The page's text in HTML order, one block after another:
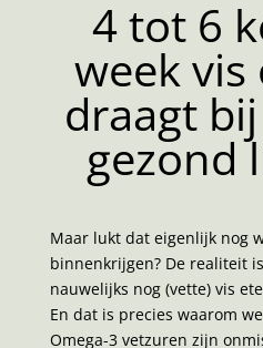
4 tot 6
week vis
draagt
gezond
Maar lukt dat eigenlijk nog
binnenkrijgen? De realiteit
nauwelijks nog (vette) vis
En dat is precies waarom
Omega-3 vetzuren zijn